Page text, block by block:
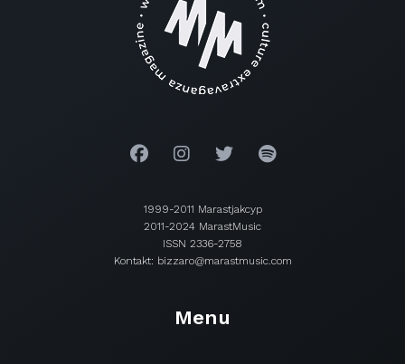
1999-2011 Marastjakcyp
2011-2024 MarastMusic
ISSN 2336-2758
Kontakt: bizzaro@marastmusic.com
Menu